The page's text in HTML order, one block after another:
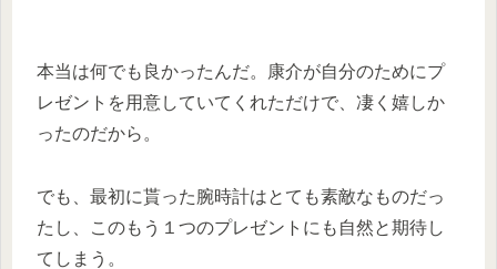
本当は何でも良かったんだ。康介が自分のためにプ
レゼントを用意していてくれただけで、凄く嬉しか
ったのだから。
でも、最初に貰った腕時計はとても素敵なものだっ
たし、このもう１つのプレゼントにも自然と期待し
てしまう。